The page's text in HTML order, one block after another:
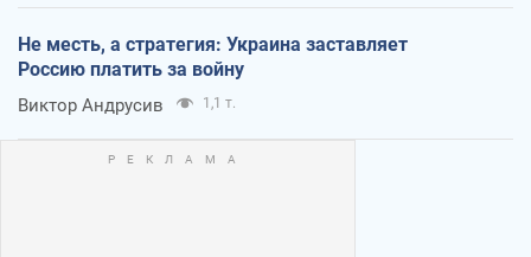
Не месть, а стратегия: Украина заставляет
Россию платить за войну
Виктор Андрусив 1,1 т.